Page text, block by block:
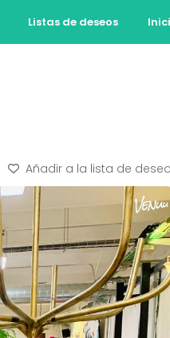
Listas de deseos
Añadir a la lista de